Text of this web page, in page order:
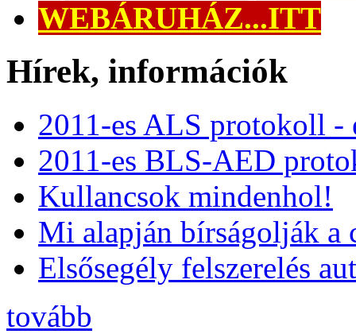
WEBÁRUHÁZ...ITT
Hírek, információk
2011-es ALS protokoll -
2011-es BLS-AED
Kullancsok mindenhol!
Mi alapján bírságolják a
Elsősegély felszerelés
tovább